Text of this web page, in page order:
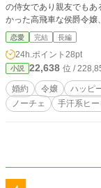
の侍女であり親友でもあ
かった高飛車な侯爵令嬢
恋愛 完結 長編
24h.ポイント 28pt
小説 22,638 位 /
婚約 令嬢 ハッピ
ノーチェ
手汗系ヒー